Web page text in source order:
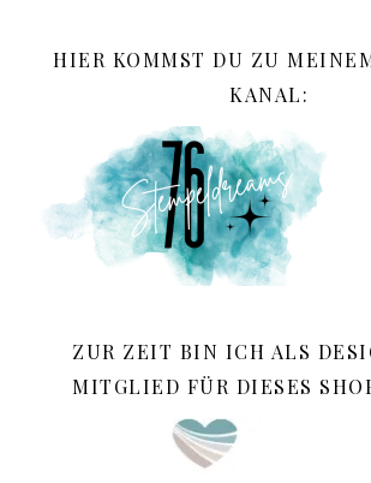
HIER KOMMST DU ZU
KANAL:
ZUR ZEIT BIN ICH ALS
MITGLIED FÜR DIESES